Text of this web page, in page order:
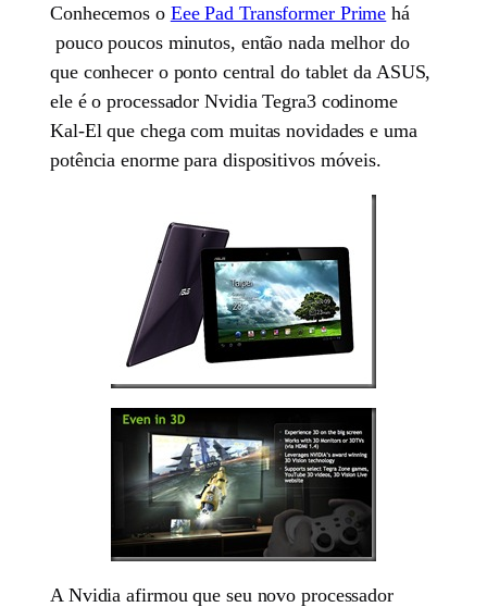
Conhecemos o Eee Pad Transformer Prime há
pouco poucos minutos, então nada melhor do
que conhecer o ponto central do tablet da ASUS,
ele é o processador Nvidia Tegra3 codinome
Kal-El que chega com muitas novidades e uma
potência enorme para dispositivos móveis.
A Nvidia afirmou que seu novo processador